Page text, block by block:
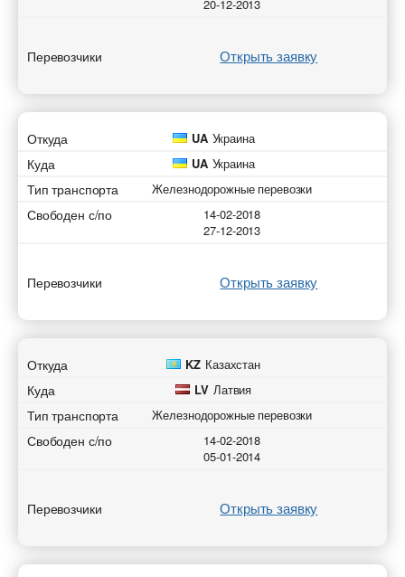
20-12-2013
Перевозчики Открыть заявку
Откуда UA Украина
Куда UA Украина
Тип транспорта Железнодорожные перевозки
Свободен с/по
14-02-2018
27-12-2013
Перевозчики Открыть заявку
Откуда KZ Казахстан
Куда LV Латвия
Тип транспорта Железнодорожные перевозки
Свободен с/по
14-02-2018
05-01-2014
Перевозчики Открыть заявку